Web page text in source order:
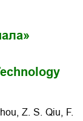
Z. S. Qiu, F.